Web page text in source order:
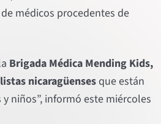
médicos procedentes de
Brigada Médica Mending Kids,
nicaragüensesque están
niños”, informó este miércoles